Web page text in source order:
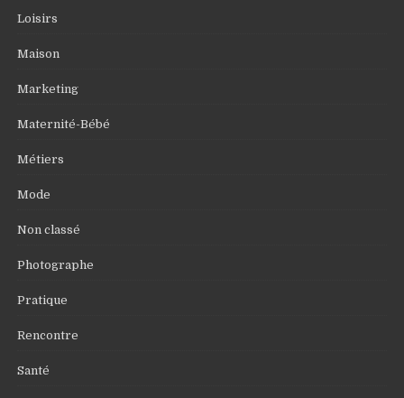
Loisirs
Maison
Marketing
Maternité-Bébé
Métiers
Mode
Non classé
Photographe
Pratique
Rencontre
Santé